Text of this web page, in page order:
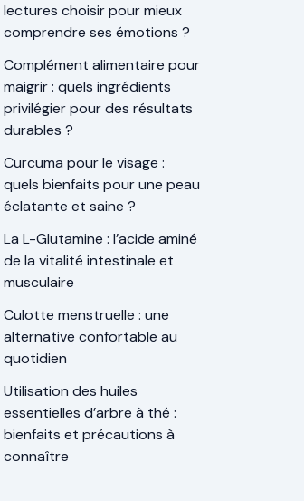
lectures choisir pour mieux
comprendre ses émotions ?
Complément alimentaire pour
maigrir : quels ingrédients
privilégier pour des résultats
durables ?
Curcuma pour le visage :
quels bienfaits pour une peau
éclatante et saine ?
La L-Glutamine : l’acide aminé
de la vitalité intestinale et
musculaire
Culotte menstruelle : une
alternative confortable au
quotidien
Utilisation des huiles
essentielles d’arbre à thé :
bienfaits et précautions à
connaître